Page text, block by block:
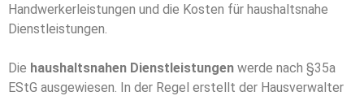
Handwerkerleistungen und die Kosten für haushaltsnahe
Dienstleistungen.
Die haushaltsnahen Dienstleistungen werde nach §35a
EStG ausgewiesen. In der Regel erstellt der Hausverwalter